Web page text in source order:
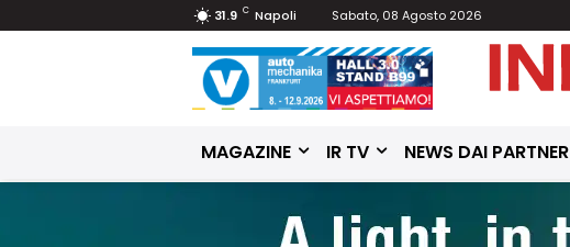
31.9 C Napoli Sabato, 08 Agosto 2026
MAGAZINE IR TV NEWS DAI PARTNER